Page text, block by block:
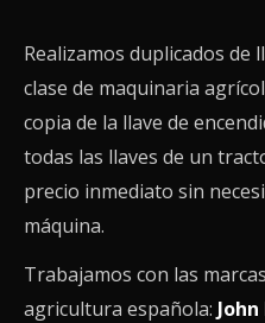
Realizamos duplicados de
clase de maquinaria
copia de la llave de
todas las llaves de un
precio inmediato sin
máquina.
Trabajamos con las
agricultura española: